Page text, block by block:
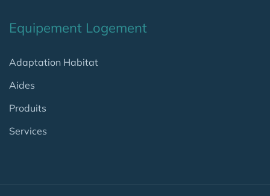
Equipement Logement
Adaptation Habitat
Aides
Produits
Services